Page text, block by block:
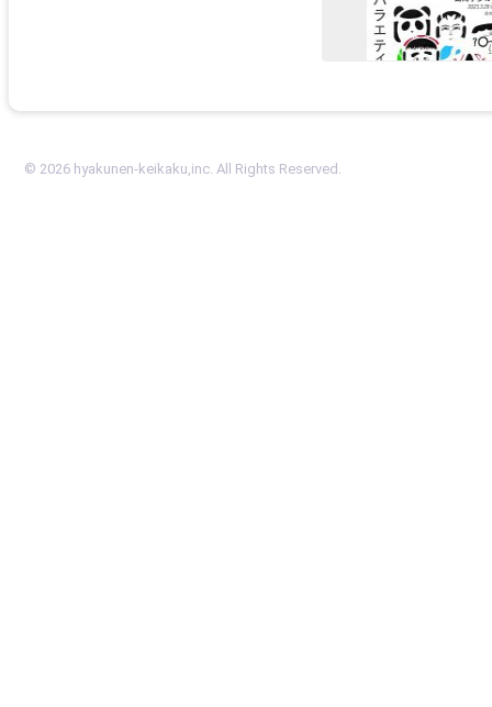
© 2026 hyakunen-keikaku,inc. All Rights Reserved.